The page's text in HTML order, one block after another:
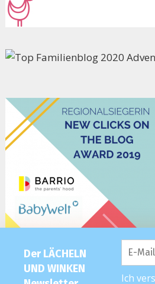
Der LÄCHELN
UND WINKEN
Ich